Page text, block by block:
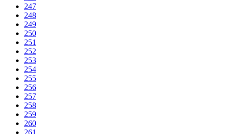
247
248
249
250
251
252
253
254
255
256
257
258
259
260
261